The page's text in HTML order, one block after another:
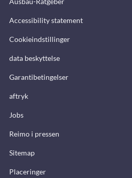
Accessibility statement
Cookieindstillinger
data beskyttelse
Garantibetingelser
aftryk
Jobs
Reimo i pressen
Sitemap
Placeringer